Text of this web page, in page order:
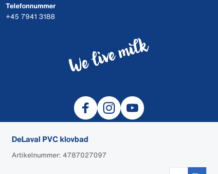
DeLaval PVC klovbad
Artikelnummer: 4787027097
Telefonnummer
+45 7941 3188